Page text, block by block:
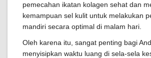
pemecahan ikatan kolagen sehat dan
kemampuan sel kulit untuk melakukan
mandiri secara optimal di malam hari.
Oleh karena itu, sangat penting bagi
menyisipkan waktu luang di sela-sela